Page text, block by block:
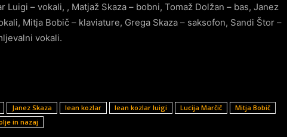
Luigi – vokali, , Matjaž Skaza – bobni, Tomaž Dolžan – bas, Janez
Mitja Bobič – klaviature, Grega Skaza – saksofon, Sandi Štor –
vokali.
Janez Skaza lean kozlar lean kozlar luigi Lucija Marčič
Mitja Bobič
in nazaj